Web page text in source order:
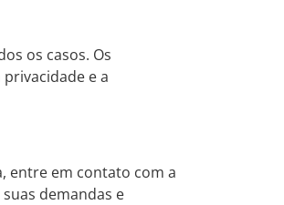
os casos. Os
e a
entre em contato com a
demandas e